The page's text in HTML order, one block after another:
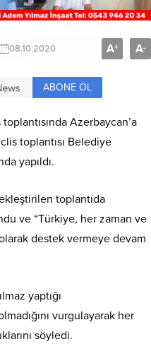
08.10.2020 A+ A-
ABONE OL
Azerbaycan’a
toplantısı Belediye
yapıldı.
toplantıda
ve “Türkiye, her zaman ve
destek vermeye devam
yaptığı
vurgulayarak her
söyledi.